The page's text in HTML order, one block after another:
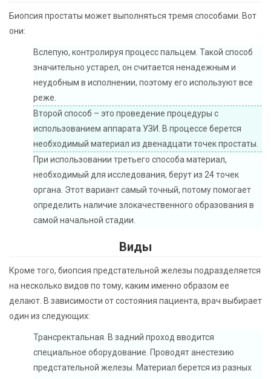
Биопсия простаты может выполняться тремя способами. Вот
они:
Вслепую, контролируя процесс пальцем. Такой способ
значительно устарел, он считается ненадежным и
неудобным в исполнении, поэтому его используют все
реже.
Второй способ – это проведение процедуры с
использованием аппарата УЗИ. В процессе берется
необходимый материал из двенадцати точек простаты.
При использовании третьего способа материал,
необходимый для исследования, берут из 24 точек
органа. Этот вариант самый точный, потому помогает
определить наличие злокачественного образования в
самой начальной стадии.
Виды
Кроме того, биопсия предстательной железы подразделяется
на несколько видов по тому, каким именно образом ее
делают. В зависимости от состояния пациента, врач выбирает
один из следующих:
Трансректальная. В задний проход вводится
специальное оборудование. Проводят анестезию
предстательной железы. Материал берется из разных